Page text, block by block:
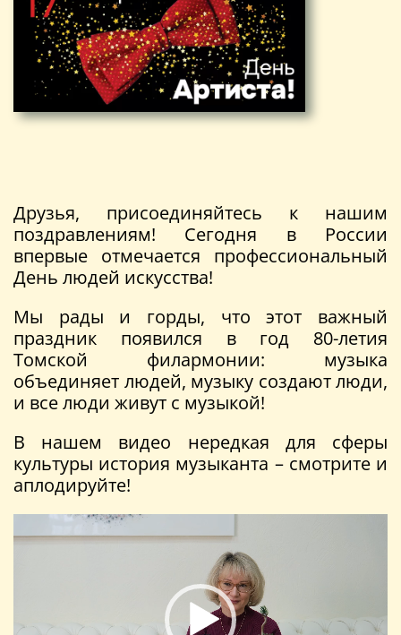
Друзья, присоединяйтесь к нашим
поздравлениям! Сегодня в России
впервые отмечается профессиональный
День людей искусства!
Мы рады и горды, что этот важный
праздник появился в год 80-летия
Томской филармонии: музыка
объединяет людей, музыку создают люди,
и все люди живут с музыкой!
В нашем видео нередкая для сферы
культуры история музыканта – смотрите и
аплодируйте!